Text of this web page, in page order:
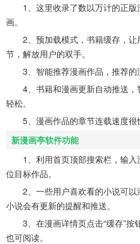
1、这里收录了数以万计的正
画。
2、预加载模式，书籍缓存，
节，解放用户的双手。
3、智能推荐漫画作品，推荐的
4、书籍和漫画更新自动推送
轻松。
5、漫画作品的章节连载速度很
新漫画亭软件功能
1、利用首页顶部搜索栏，输
位目标作品。
2、一些用户喜欢看的小说可
小说会有更新的提醒和推送。
3、在漫画详情页点击“缓存”
也可阅读。